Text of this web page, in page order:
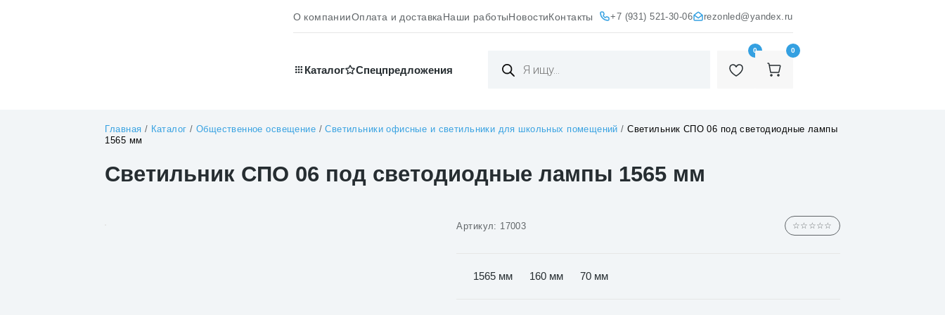
О компанииОплата и доставкаНаши работыНовостиКонтакты +7 (931) 521-30-06 rezonled@yandex.ru
Каталог Cпецпредложения
товаров
0 0
Главная / Каталог / Общественное освещение /Светильники офисные и светильники для школьных помещений /Светильник СПО 06 под светодиодные лампы
1565 мм
Светильник СПО 06 под светодиодные лампы 1565 мм
Артикул: 17003 ☆☆☆☆☆
1565 мм 160 мм 70 мм